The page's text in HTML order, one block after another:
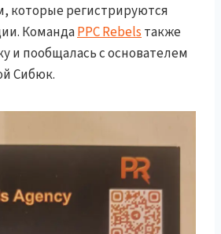
которые регистрируются
КомандаPPC Rebels также
и пообщалась с основателем
Сибюк.